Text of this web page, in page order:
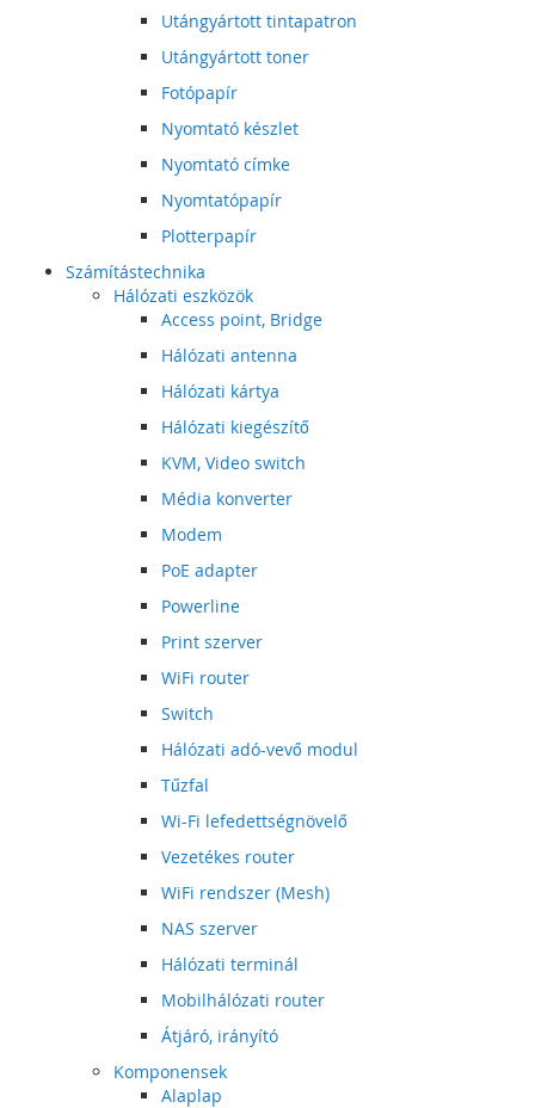
Utángyártott tintapatron
Utángyártott toner
Fotópapír
Nyomtató készlet
Nyomtató címke
Nyomtatópapír
Plotterpapír
Számítástechnika
Hálózati eszközök
Access point, Bridge
Hálózati antenna
Hálózati kártya
Hálózati kiegészítő
KVM, Video switch
Média konverter
Modem
PoE adapter
Powerline
Print szerver
WiFi router
Switch
Hálózati adó-vevő modul
Tűzfal
Wi-Fi lefedettségnövelő
Vezetékes router
WiFi rendszer (Mesh)
NAS szerver
Hálózati terminál
Mobilhálózati router
Átjáró, irányító
Komponensek
Alaplap